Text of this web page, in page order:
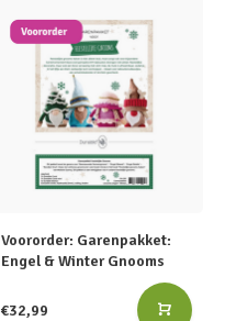
Voororder: Garenpakket:
Engel & Winter Gnooms
€32,99